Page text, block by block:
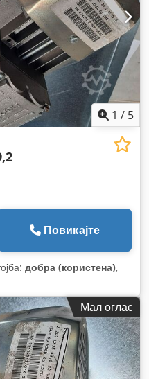
1 / 5
Повикајте
добра (користена),
Мал оглас